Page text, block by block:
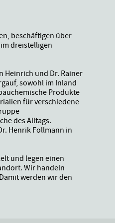
beschäftigen über
dreistelligen
Heinrich und Dr. Rainer
sowohl im Inland
Produkte
für verschiedene
des Alltags.
Henrik Follmann in
und legen einen
Wir handeln
werden wir den